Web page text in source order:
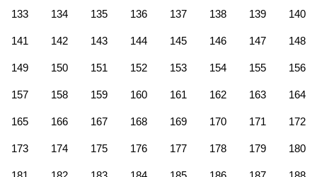
133 134 135 136 137 138 139 140
141 142 143 144 145 146 147 148
149 150 151 152 153 154 155 156
157 158 159 160 161 162 163 164
165 166 167 168 169 170 171 172
173 174 175 176 177 178 179 180